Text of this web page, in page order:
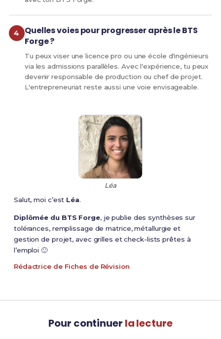
Quelles voies pour progresser après le BTS
Forge ?
Tu peux viser une licence pro ou une école d'ingénieurs
via les admissions parallèles. Avec l'expérience, tu peux
devenir responsable de production ou chef de projet.
L'entrepreneuriat reste aussi une voie envisageable.
Léa
Salut, moi c’est Léa.
Diplômée du BTS Forge, je publie des synthèses sur
tolérances, remplissage de matrice, métallurgie et
gestion de projet, avec grilles et check-lists prêtes à
l’emploi 🙂
Rédactrice de Fiches de Révision
Pour continuer la lecture